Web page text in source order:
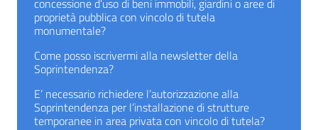
concessione d’uso di beni immobili, giardini o aree di
proprietà pubblica con vincolo di tutela
monumentale?
Come posso iscrivermi alla newsletter della
Soprintendenza?
E’ necessario richiedere l’autorizzazione alla
Soprintendenza per l’installazione di strutture
temporanee in area privata con vincolo di tutela?